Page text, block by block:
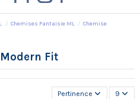
Chemises Fantaisie ML
Chemise
Fit
Pertinence 9